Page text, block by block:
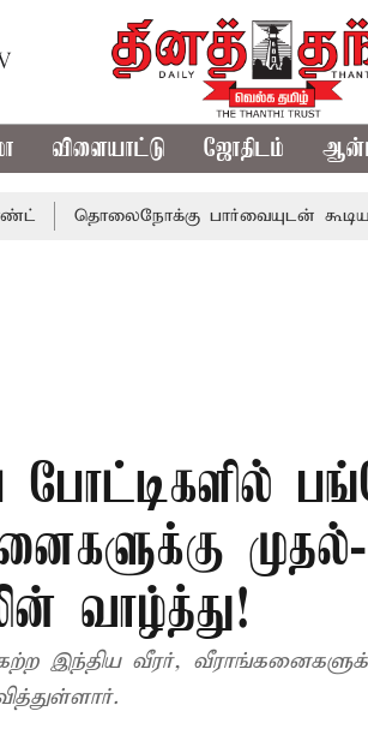
விளையாட்டு ஜோதிடம்
பார்வையுடன் கூடிய
முதல்-
வாழ்த்து!
இந்திய வீரர்,